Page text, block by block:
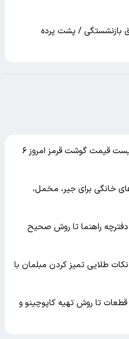
بازنشستگی / پشت پرده
گوشت خورشتی کیلویی چند ؟! + لیست قیمت گوشت قرمز امروز ۶
خانگی برای جیر، مخمل،
دفترچه راهنما تا روش صحیح
طلایی تمیز کردن مبلمان با
قطعات تا روش تهیه کاپوچینو و